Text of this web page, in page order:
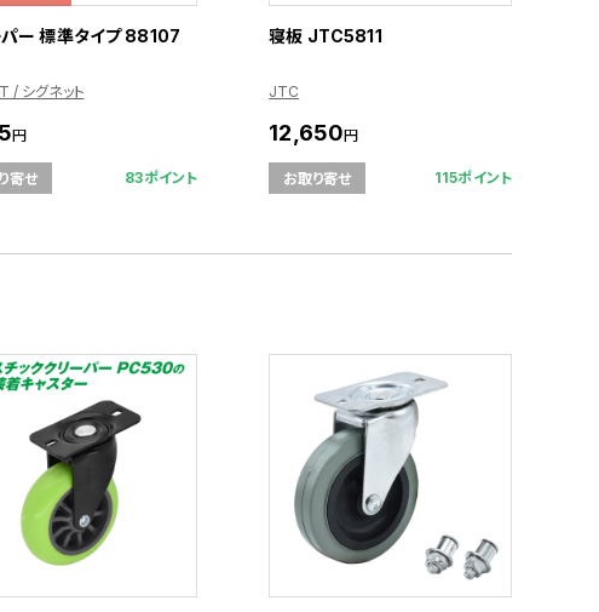
パー 標準タイプ 88107
/ シグネット
円
寄せ 83ポイント
寝板 JTC5811
JTC
12,650円
お取り寄せ 115ポイント